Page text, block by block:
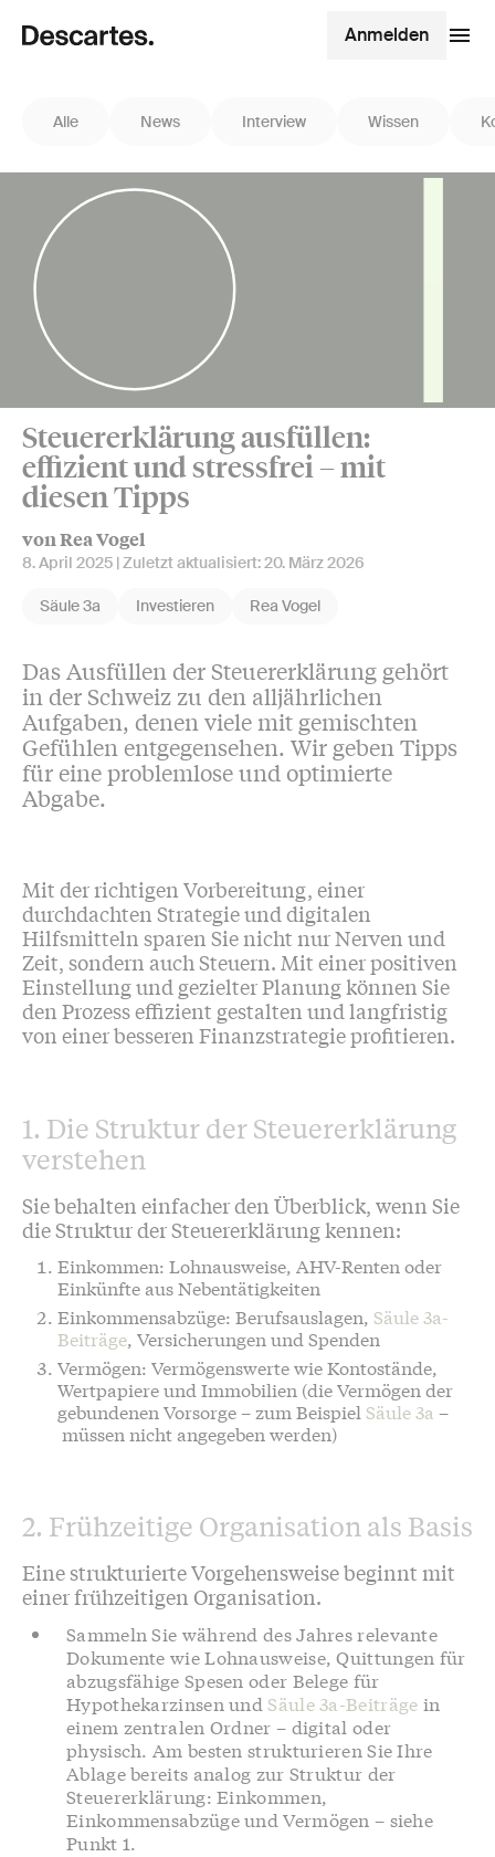
Anmelden
Alle News Interview Wissen
Steuererklärung ausfüllen:
effizient und stressfrei – mit
diesen Tipps
von Rea Vogel
8. April 2025 | Zuletzt aktualisiert:20. März 2026
Säule 3a Investieren Rea Vogel
Das Ausfüllen der Steuererklärung gehört
in der Schweiz zu den alljährlichen
Aufgaben, denen viele mit gemischten
Gefühlen entgegensehen. Wir geben Tipps
für eine problemlose und optimierte
Abgabe.
Mit der richtigen Vorbereitung, einer
durchdachten Strategie und digitalen
Hilfsmitteln sparen Sie nicht nur Nerven und
Zeit, sondern auch Steuern. Mit einer positiven
Einstellung und gezielter Planung können Sie
den Prozess effizient gestalten und langfristig
von einer besseren Finanzstrategie profitieren.
1. Die Struktur der Steuererklärung
verstehen
Sie behalten einfacher den Überblick, wenn Sie
die Struktur der Steuererklärung kennen:
Einkommen: Lohnausweise, AHV-Renten oder
Einkünfte aus Nebentätigkeiten
Einkommensabzüge: Berufsauslagen, Säule 3a-
Beiträge, Versicherungen und Spenden
Vermögen: Vermögenswerte wie Kontostände,
Wertpapiere und Immobilien (die Vermögen der
gebundenen Vorsorge – zum Beispiel Säule 3a –
müssen nicht angegeben werden)
2. Frühzeitige Organisation als Basis
Eine strukturierte Vorgehensweise beginnt mit
einer frühzeitigen Organisation.
Sammeln Sie während des Jahres relevante
Dokumente wie Lohnausweise, Quittungen für
abzugsfähige Spesen oder Belege für
Hypothekarzinsen und Säule 3a-Beiträge in
einem zentralen Ordner – digital oder
physisch. Am besten strukturieren Sie Ihre
Ablage bereits analog zur Struktur der
Steuererklärung: Einkommen,
Einkommensabzüge und Vermögen – siehe
Punkt 1.